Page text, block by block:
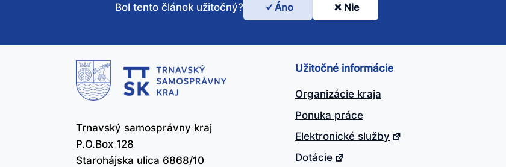
Bol
tento
článok
užitočný?
Bol tento článok užitočný? Áno Nie
Trnavský samosprávny kraj
P.O.Box 128
Starohájska ulica 6868/10
Užitočné informácie
Organizácie kraja
Ponuka práce
Elektronické služby
Dotácie